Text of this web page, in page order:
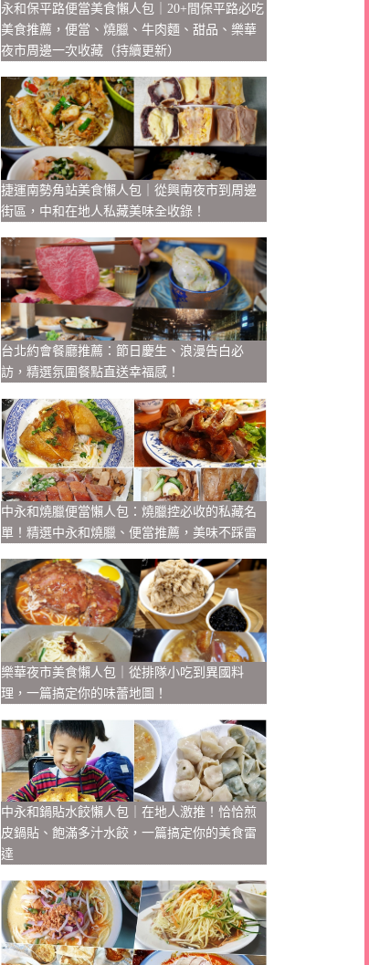
永和保平路便當美食懶人包｜20+間保平路必吃
美食推薦，便當、燒臘、牛肉麵、甜品、樂華
夜市周邊一次收藏（持續更新）
捷運南勢角站美食懶人包｜從興南夜市到周邊
街區，中和在地人私藏美味全收錄！
台北約會餐廳推薦：節日慶生、浪漫告白必
訪，精選氛圍餐點直送幸福感！
中永和燒臘便當懶人包：燒臘控必收的私藏名
單！精選中永和燒臘、便當推薦，美味不踩雷
樂華夜市美食懶人包｜從排隊小吃到異國料
理，一篇搞定你的味蕾地圖！
中永和鍋貼水餃懶人包｜在地人激推！恰恰煎
皮鍋貼、飽滿多汁水餃，一篇搞定你的美食雷
達